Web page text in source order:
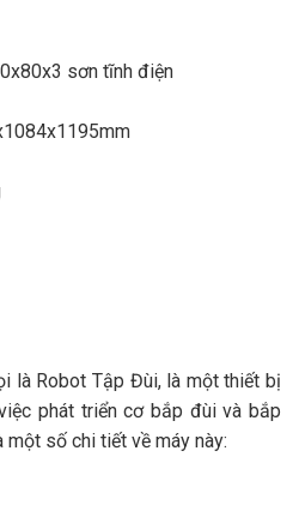
sơn tĩnh điện
là Robot Tập Đùi, là một thiết bị
phát triển cơ bắp đùi và bắp
số chi tiết về máy này: